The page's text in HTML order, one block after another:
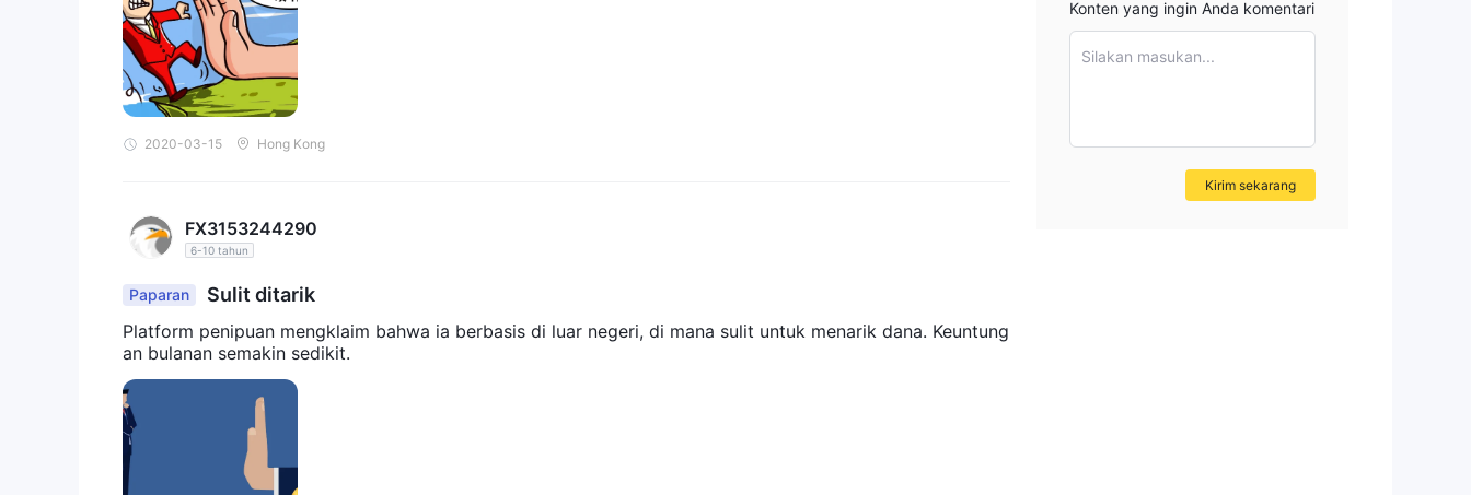
2020-03-15 Hong Kong
FX3153244290
6-10 tahun
Paparan Sulit ditarik
Platform penipuan mengklaim bahwa ia berbasis di luar negeri, di mana sulit untuk menarik dana. Keuntung
an bulanan semakin sedikit.
Konten yang ingin Anda komentari
Silakan masukan...
Kirim sekarang